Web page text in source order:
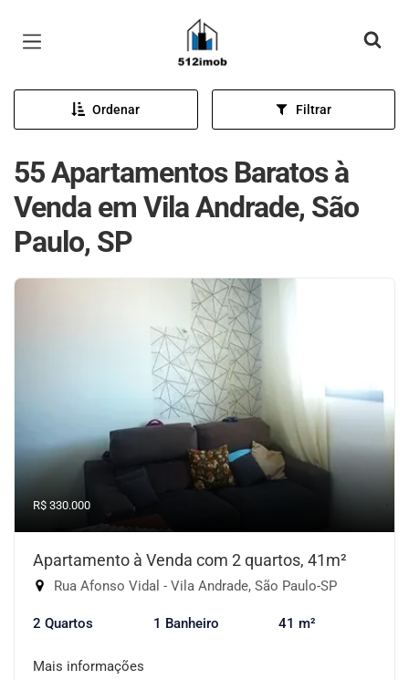
Página inicial
Ordenar Filtrar
55 Apartamentos Baratos à
Venda em Vila Andrade, São
Paulo, SP
R$ 330.000
Apartamento à Venda com 2 quartos, 41m²
Rua Afonso Vidal - Vila Andrade, São Paulo-SP
2 Quartos 1 Banheiro 41 m²
Mais informações